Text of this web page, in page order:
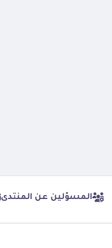
المسؤلين عن المنتدى